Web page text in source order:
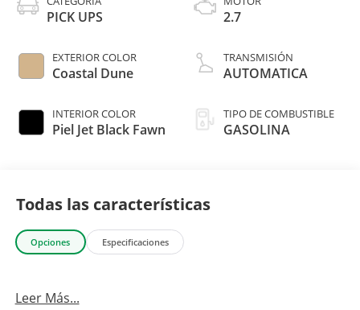
PICK UPS
EXTERIOR COLOR
Coastal Dune
INTERIOR COLOR
Piel Jet Black Fawn
2.7
TRANSMISIÓN
AUTOMATICA
TIPO DE COMBUSTIBLE
GASOLINA
Todas las características
Opciones Especificaciones
Leer Más...